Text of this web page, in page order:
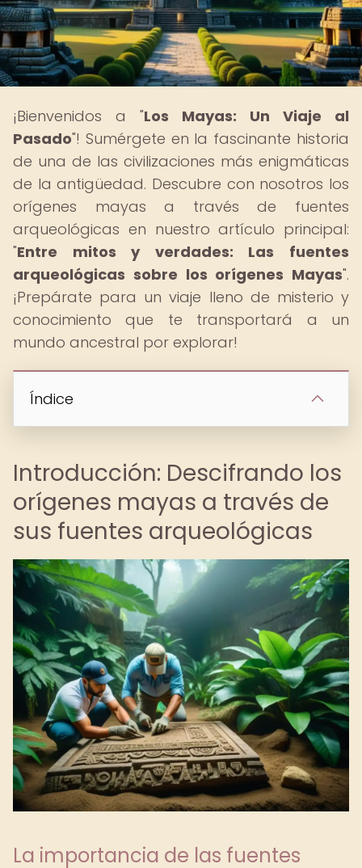
¡Bienvenidos a "Los Mayas: Un Viaje al
Pasado"! Sumérgete en la fascinante historia
de una de las civilizaciones más enigmáticas
de la antigüedad. Descubre con nosotros los
orígenes mayas a través de fuentes
arqueológicas en nuestro artículo principal:
"Entre mitos y verdades: Las fuentes
arqueológicas sobre los orígenes Mayas".
¡Prepárate para un viaje lleno de misterio y
conocimiento que te transportará a un
mundo ancestral por explorar!
Índice
Introducción: Descifrando los
orígenes mayas a través de
sus fuentes arqueológicas
La importancia de las fuentes